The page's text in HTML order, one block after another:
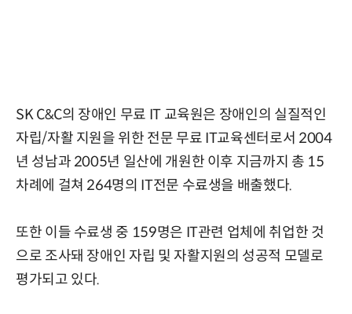
SK C&C의 장애인 무료 IT 교육원은 장애인의 실질적인
자립/자활 지원을 위한 전문 무료 IT교육센터로서 2004
년 성남과 2005년 일산에 개원한 이후 지금까지 총 15
차례에 걸쳐 264명의 IT전문 수료생을 배출했다.
또한 이들 수료생 중 159명은 IT관련 업체에 취업한 것
으로 조사돼 장애인 자립 및 자활지원의 성공적 모델로
평가되고 있다.